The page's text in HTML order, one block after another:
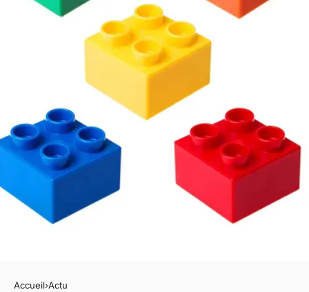
Accueil›Actu